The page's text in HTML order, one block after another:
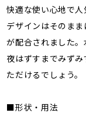
快適な使い心地で
デザインはそのま
が配合されました
夜はずすまでみず
ただけるでしょう。
■形状・用法